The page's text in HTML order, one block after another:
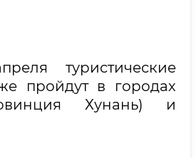
туристические
пройдут в городах
Хунань) и